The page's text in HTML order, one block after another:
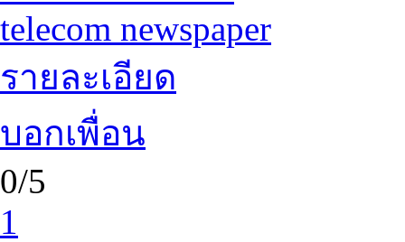
telecom newspaper
รายละเอียด
บอกเพื่อน
0/5
1